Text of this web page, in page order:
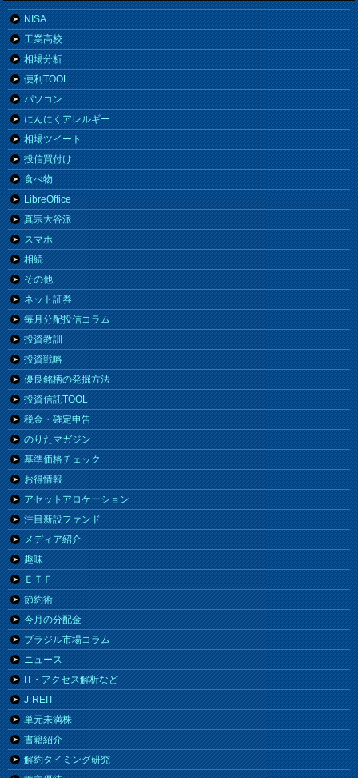
NISA
工業高校
相場分析
便利TOOL
パソコン
にんにくアレルギー
相場ツイート
投信買付け
食べ物
LibreOffice
真宗大谷派
スマホ
相続
その他
ネット証券
毎月分配投信コラム
投資教訓
投資戦略
優良銘柄の発掘方法
投資信託TOOL
税金・確定申告
のりたマガジン
基準価格チェック
お得情報
アセットアロケーション
注目新設ファンド
メディア紹介
趣味
ＥＴＦ
節約術
今月の分配金
ブラジル市場コラム
ニュース
IT・アクセス解析など
J-REIT
単元未満株
書籍紹介
解約タイミング研究